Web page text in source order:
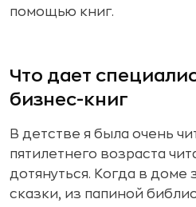
помощью книг.
Что дает
бизнес-книг
В детстве я была очень
пятилетнего возраста
дотянуться. Когда в доме
сказки, из папиной